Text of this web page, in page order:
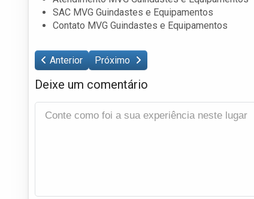
SAC MVG Guindastes e Equipamentos
Contato MVG Guindastes e Equipamentos
Anterior Próximo
Deixe um comentário